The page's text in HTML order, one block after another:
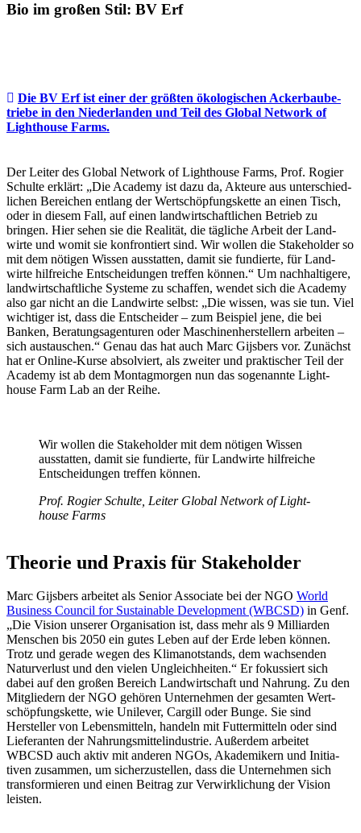
Bio im großen Stil: BV Erf
Die BV Erf ist einer der größten ökolo­gi­schen Acker­bau­be­
triebe in den Nieder­landen und Teil des Global Network of
Light­house Farms.
Der Leiter des Global Network of Light­house Farms, Prof. Rogier
Schulte erklärt: „Die Academy ist dazu da, Akteure aus unter­schied­
li­chen Berei­chen entlang der Wert­schöp­fungs­kette an einen Tisch,
oder in diesem Fall, auf einen land­wirt­schaft­li­chen Betrieb zu
bringen. Hier sehen sie die Realität, die tägliche Arbeit der Land­
wirte und womit sie konfron­tiert sind. Wir wollen die Stake­holder so
mit dem nötigen Wissen ausstatten, damit sie fundierte, für Land­
wirte hilf­reiche Entschei­dungen treffen können.“ Um nach­hal­ti­gere,
land­wirt­schaft­liche Systeme zu schaffen, wendet sich die Academy
also gar nicht an die Land­wirte selbst: „Die wissen, was sie tun. Viel
wich­tiger ist, dass die Entscheider – zum Beispiel jene, die bei
Banken, Bera­tungs­agen­turen oder Maschi­nen­her­stel­lern arbeiten –
sich austau­schen.“ Genau das hat auch Marc Gijs­bers vor. Zunächst
hat er Online-Kurse absol­viert, als zweiter und prak­ti­scher Teil der
Academy ist ab dem Montag­morgen nun das soge­nannte Light­
house Farm Lab an der Reihe.
Wir wollen die Stake­holder mit dem nötigen Wissen
ausstatten, damit sie fundierte, für Land­wirte hilf­reiche
Entschei­dungen treffen können.
Prof. Rogier Schulte, Leiter Global Network of Light­
house Farms
Theorie und Praxis für Stake­holder
Marc Gijs­bers arbeitet als Senior Asso­ciate bei der NGO World
Busi­ness Council for Sustainable Deve­lo­p­ment (WBCSD) in Genf.
„Die Vision unserer Orga­ni­sa­tion ist, dass mehr als 9 Milli­arden
Menschen bis 2050 ein gutes Leben auf der Erde leben können.
Trotz und gerade wegen des Klima­not­stands, dem wach­senden
Natur­ver­lust und den vielen Ungleich­heiten.“ Er fokus­siert sich
dabei auf den großen Bereich Land­wirt­schaft und Nahrung. Zu den
Mitglie­dern der NGO gehören Unter­nehmen der gesamten Wert­
schöp­fungs­kette, wie Unilever, Cargill oder Bunge. Sie sind
Hersteller von Lebens­mit­teln, handeln mit Futter­mit­teln oder sind
Liefe­ranten der Nahrungs­mit­tel­in­dus­trie. Außerdem arbeitet
WBCSD auch aktiv mit anderen NGOs, Akade­mi­kern und Initia­
tiven zusammen, um sicher­zu­stellen, dass die Unter­nehmen sich
trans­for­mieren und einen Beitrag zur Verwirk­li­chung der Vision
leisten.